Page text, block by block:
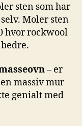
sten som har
Moler sten
hvor rockwool
– er
massiv mur
genialt med